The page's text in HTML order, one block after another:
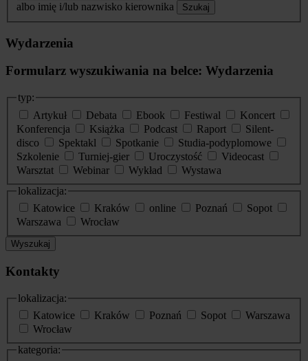
albo imię i/lub nazwisko kierownika
Szukaj
Wydarzenia
Formularz wyszukiwania na belce: Wydarzenia
typ:
Artykuł
Debata Ebook Festiwal
Koncert
Konferencja
Książka Podcast Raport
Silent-
disco
Spektakl Spotkanie
Studia-podyplomowe
Szkolenie
Turniej-gier Uroczystość
Videocast
Warsztat
Webinar Wykład
Wystawa
lokalizacja:
Katowice
Kraków online Poznań
Sopot
Warszawa
Wrocław
Wyszukaj
Kontakty
lokalizacja:
Katowice
Kraków Poznań Sopot
Warszawa
Wrocław
kategoria: